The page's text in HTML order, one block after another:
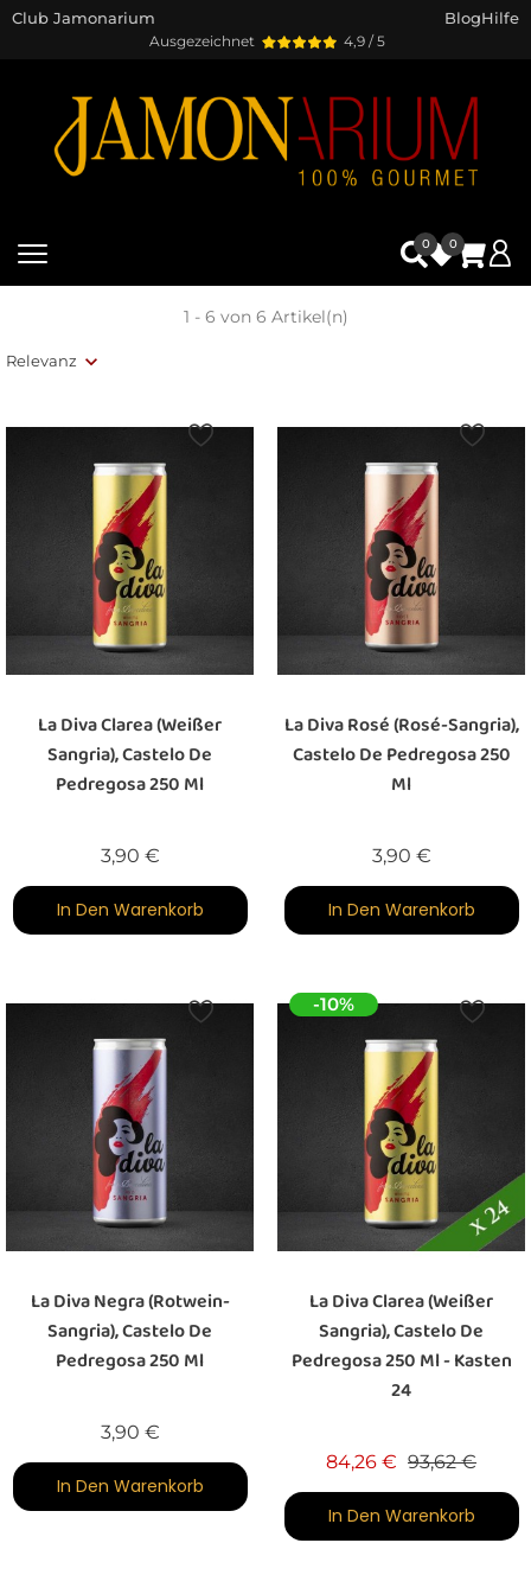
Ausgezeichnet 4,9 / 5
Club Jamonarium BlogHilfe
0 0
Relevanz
1 - 6 von 6 Artikel(n)
La Diva Clarea (weißer
Sangria), Castelo De
Pedregosa 250 Ml
3,90 €Preis
In Den Warenkorb
La Diva Rosé (Rosé-Sangria),
Castelo De Pedregosa 250
Ml
3,90 €Preis
In Den Warenkorb
La Diva Negra (Rotwein-
Sangria), Castelo De
Pedregosa 250 Ml
3,90 €Preis
In Den Warenkorb
-10%
La Diva Clarea (weißer
Sangria), Castelo De
Pedregosa 250 Ml - Kasten
24
84,26 € Verkaufspreis
93,62 €Preis
In Den Warenkorb